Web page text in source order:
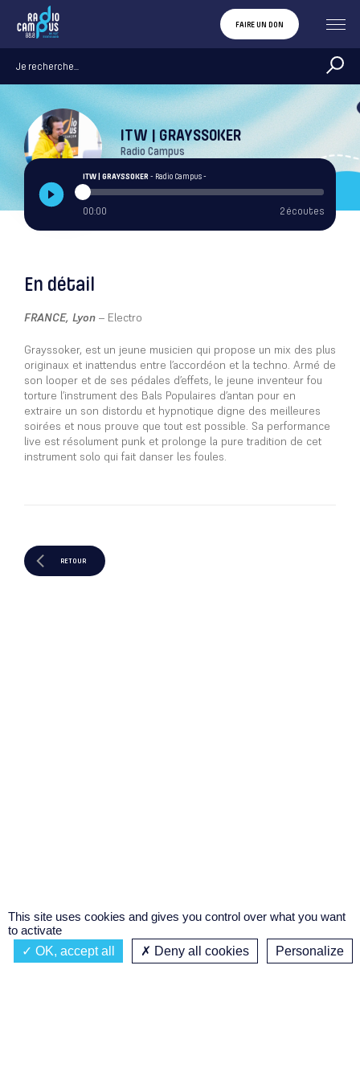
FAIRE UN DON
Émission à l'antenne
ITW | GRAYSSOKER
Radio Campus
ITW | GRAYSSOKER - Radio Campus -
00:00 2 écoutes
En détail
FRANCE, Lyon – Electro
Grayssoker, est un jeune musicien qui propose un mix des plus
originaux et inattendus entre l’accordéon et la techno. Armé de
son looper et de ses pédales d’effets, le jeune inventeur fou
torture l’instrument des Bals Populaires d’antan pour en
extraire un son distordu et hypnotique digne des meilleures
soirées et nous prouve que tout est possible. Sa performance
live est résolument punk et prolonge la pure tradition de cet
instrument solo qui fait danser les foules.
RETOUR
Actualités À propos
This site uses cookies and gives you control over what you want
to activate
OK, accept all
Deny all cookies
Personalize